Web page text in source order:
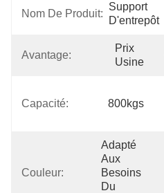
Nom De Produit:
Support
D'entrepôt
Avantage:
Prix
Usine
Capacité: 800kgs
Couleur:
Adapté
Aux
Besoins
Du